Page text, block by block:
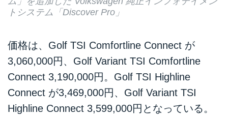
トシステム「Discover Pro」
価格は、Golf TSI Comfortline Connect が
3,060,000円、Golf Variant TSI Comfortline
Connect 3,190,000円。Golf TSI Highline
Connect が3,469,000円、Golf Variant TSI
Highline Connect 3,599,000円となっている。